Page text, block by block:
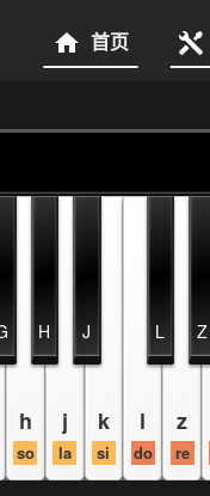
首页
h
so
j
la
k
si
l
do
z
re
H J L Z